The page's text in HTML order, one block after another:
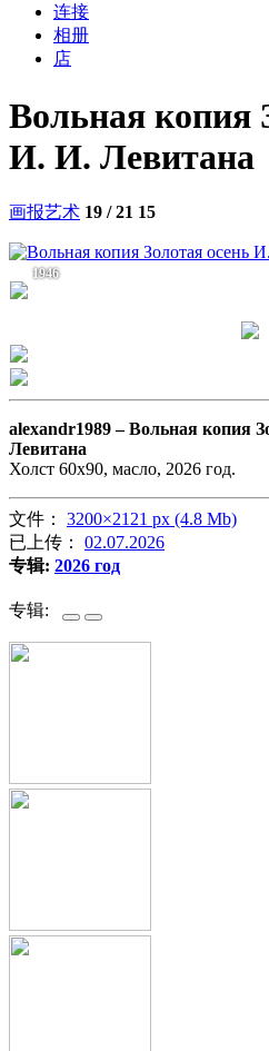
连接
相册
店
Вольная копия
И. И. Левитана
画报艺术 19 / 21 15
1946
alexandr1989 –Вольная копия
Левитана
Холст 60х90, масло, 2026 год.
文件： 3200×2121 px (4.8 Mb)
已上传： 02.07.2026
专辑: 2026 год
专辑: